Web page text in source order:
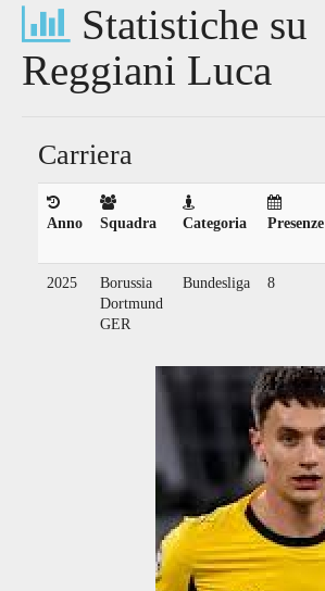
Statistiche su
Reggiani Luca
Carriera
Anno Squadra Categoria Presenze
2025
Borussia
Dortmund
GER
Bundesliga 8